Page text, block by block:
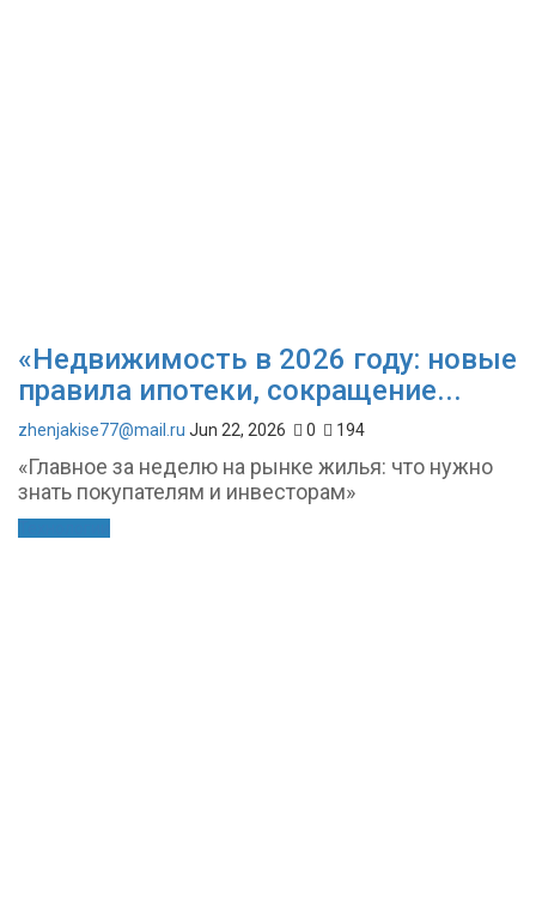
«Недвижимость в 2026 году: новые
правила ипотеки, сокращение...
zhenjakise77@mail.ru Jun 22, 2026 0 194
«Главное за неделю на рынке жилья: что нужно
знать покупателям и инвесторам»